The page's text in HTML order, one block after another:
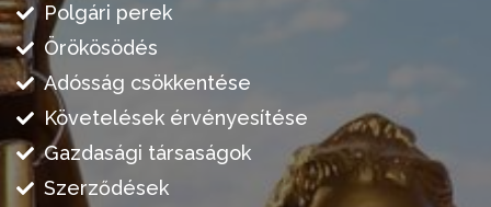
Polgári perek
Örökösödés
Adósság csökkentése
Követelések érvényesítése
Gazdasági társaságok
Szerződések